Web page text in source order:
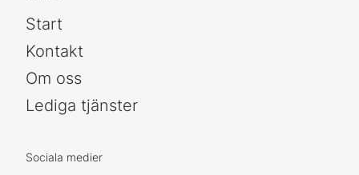
Start
Kontakt
Om oss
Lediga tjänster
Sociala medier